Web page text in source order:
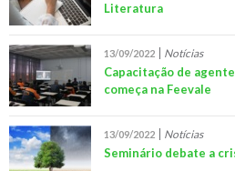
Literatura
13/09/2022 Notícias
Capacitação de
começa na Feevale
13/09/2022 Notícias
Seminário debate a